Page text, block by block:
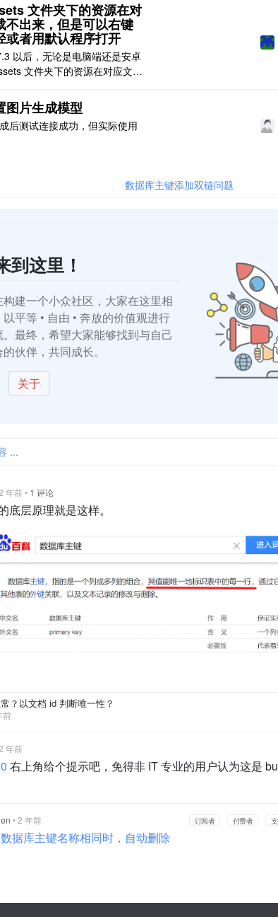
文件夹下的资源在对
不出来，但是可以右键
或者用默认程序打开
以后，无论是电脑端还是安卓
文件夹下的资源在对应文档
[图片] 更新之前是可以正常显
几忘记了，不过两三个月前更
本 v3.7.3，新添加的图片文件
文 ..
图片生成模型
后测试连接成功，但实际使用
数据库主键添加双链问题
到这里！
建一个小众社区，大家在这里相
平等 • 自由 • 奔放的价值观进行
最终，希望大家能够找到与自己
伙伴，共同成长。
关于
...
年前• 1 评论
底层原理就是这样。
？以文档 id 判断唯一性？
前
年前
右上角给个提示吧，免得非 IT 专业的用户认为这是
•2 年前 订阅者 付费者
数据库主键名称相同时，自动删除